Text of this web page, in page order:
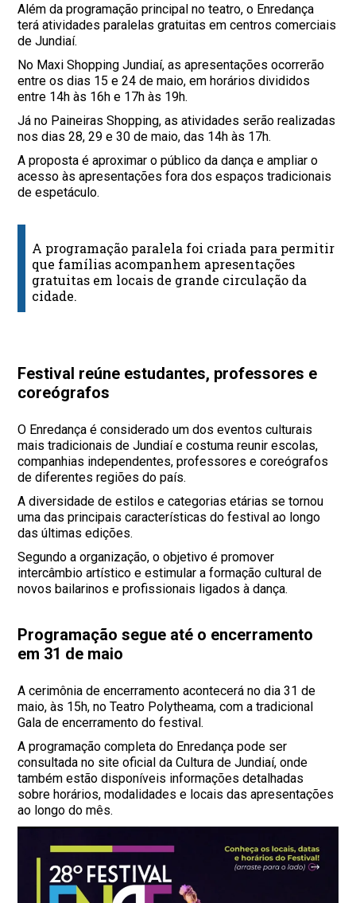
Além da programação principal no teatro, o Enredança
terá atividades paralelas gratuitas em centros comerciais
de Jundiaí.
No Maxi Shopping Jundiaí, as apresentações ocorrerão
entre os dias 15 e 24 de maio, em horários divididos
entre 14h às 16h e 17h às 19h.
Já no Paineiras Shopping, as atividades serão realizadas
nos dias 28, 29 e 30 de maio, das 14h às 17h.
A proposta é aproximar o público da dança e ampliar o
acesso às apresentações fora dos espaços tradicionais
de espetáculo.
A programação paralela foi criada para permitir
que famílias acompanhem apresentações
gratuitas em locais de grande circulação da
cidade.
Festival reúne estudantes, professores e
coreógrafos
O Enredança é considerado um dos eventos culturais
mais tradicionais de Jundiaí e costuma reunir escolas,
companhias independentes, professores e coreógrafos
de diferentes regiões do país.
A diversidade de estilos e categorias etárias se tornou
uma das principais características do festival ao longo
das últimas edições.
Segundo a organização, o objetivo é promover
intercâmbio artístico e estimular a formação cultural de
novos bailarinos e profissionais ligados à dança.
Programação segue até o encerramento
em 31 de maio
A cerimônia de encerramento acontecerá no dia 31 de
maio, às 15h, no Teatro Polytheama, com a tradicional
Gala de encerramento do festival.
A programação completa do Enredança pode ser
consultada no site oficial da Cultura de Jundiaí, onde
também estão disponíveis informações detalhadas
sobre horários, modalidades e locais das apresentações
ao longo do mês.